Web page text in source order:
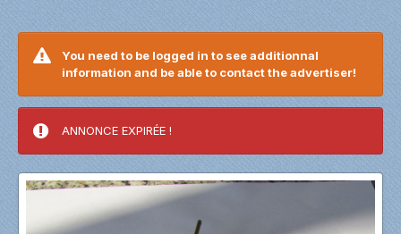
You need to be logged in to see additionnal
information and be able to contact the advertiser!
ANNONCE EXPIRÉE !